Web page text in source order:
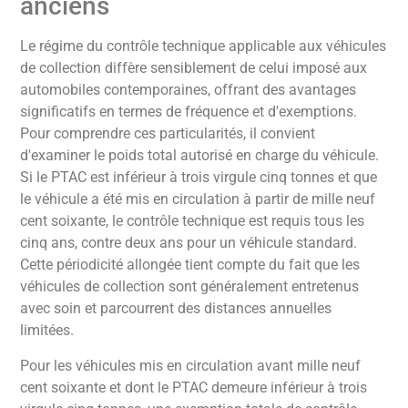
anciens
Le régime du contrôle technique applicable aux véhicules
de collection diffère sensiblement de celui imposé aux
automobiles contemporaines, offrant des avantages
significatifs en termes de fréquence et d'exemptions.
Pour comprendre ces particularités, il convient
d'examiner le poids total autorisé en charge du véhicule.
Si le PTAC est inférieur à trois virgule cinq tonnes et que
le véhicule a été mis en circulation à partir de mille neuf
cent soixante, le contrôle technique est requis tous les
cinq ans, contre deux ans pour un véhicule standard.
Cette périodicité allongée tient compte du fait que les
véhicules de collection sont généralement entretenus
avec soin et parcourrent des distances annuelles
limitées.
Pour les véhicules mis en circulation avant mille neuf
cent soixante et dont le PTAC demeure inférieur à trois